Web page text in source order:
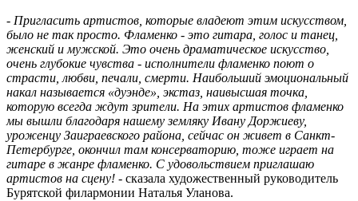
- Пригласить артистов, которые владеют этим искусством,
было не так просто. Фламенко - это гитара, голос и танец,
женский и мужской. Это очень драматическое искусство,
очень глубокие чувства - исполнители фламенко поют о
страсти, любви, печали, смерти. Наибольший эмоциональный
накал называется «дуэнде», экстаз, наивысшая точка,
которую всегда ждут зрители. На этих артистов фламенко
мы вышли благодаря нашему земляку Ивану Доржиеву,
уроженцу Заиграевского района, сейчас он живет в Санкт-
Петербурге, окончил там консерваторию, тоже играет на
гитаре в жанре фламенко. С удовольствием приглашаю
артистов на сцену! - сказала художественный руководитель
Бурятской филармонии Наталья Уланова.